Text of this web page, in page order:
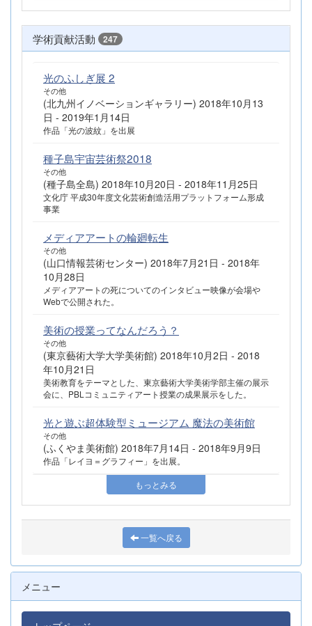
学術貢献活動 247
光のふしぎ展 2
その他
(北九州イノベーションギャラリー) 2018年10月13
日 - 2019年1月14日
作品「光の波紋」を出展
種子島宇宙芸術祭2018
その他
(種子島全島) 2018年10月20日 - 2018年11月25日
文化庁 平成30年度文化芸術創造活用プラットフォーム形成
事業
メディアアートの輪廻転生
その他
(山口情報芸術センター) 2018年7月21日 - 2018年
10月28日
メディアアートの死についてのインタビュー映像が会場や
Webで公開された。
美術の授業ってなんだろう？
その他
(東京藝術大学大学美術館) 2018年10月2日 - 2018
年10月21日
美術教育をテーマとした、東京藝術大学美術学部主催の展示
会に、PBLコミュニティアート授業の成果展示をした。
光と遊ぶ超体験型ミュージアム 魔法の美術館
その他
(ふくやま美術館) 2018年7月14日 - 2018年9月9日
作品「レイヨ＝グラフィー」を出展。
もっとみる
一覧へ戻る
メニュー